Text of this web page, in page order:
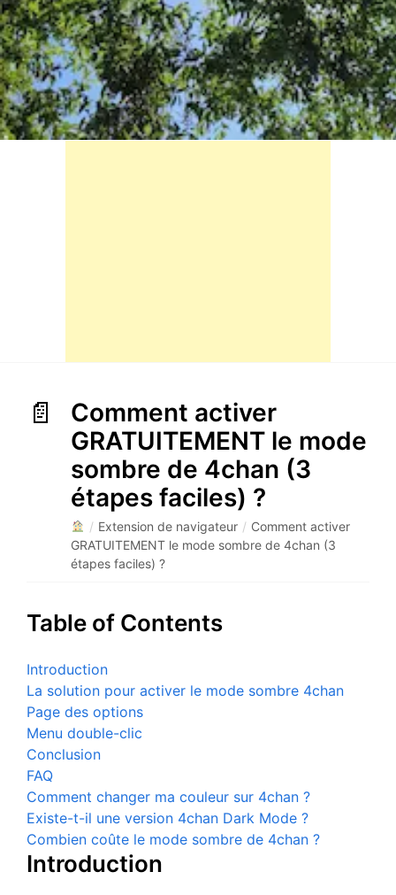
Comment activer
GRATUITEMENT le mode
sombre de 4chan (3
étapes faciles) ?
/ Extension de navigateur / Comment activer
GRATUITEMENT le mode sombre de 4chan (3
étapes faciles) ?
Table of Contents
Introduction
La solution pour activer le mode sombre 4chan
Page des options
Menu double-clic
Conclusion
FAQ
Comment changer ma couleur sur 4chan ?
Existe-t-il une version 4chan Dark Mode ?
Combien coûte le mode sombre de 4chan ?
Introduction